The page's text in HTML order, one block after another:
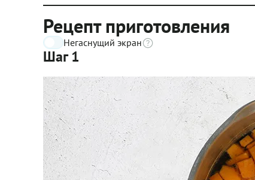
Рецепт приготовления
Негаснущий экран
Шаг 1